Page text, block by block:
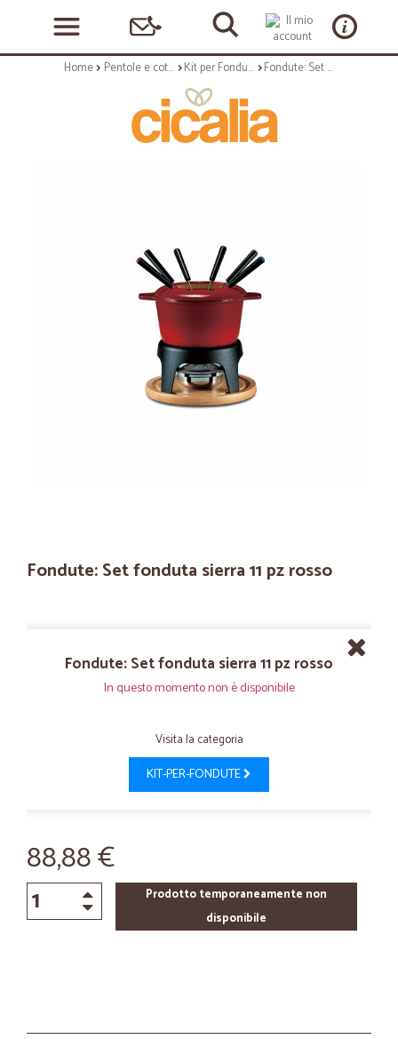
Home Pentole e cottura Kit per Fondute Fondute: Set fonduta sierra 11 pz rosso
Fondute: Set fonduta sierra 11 pz rosso
Fondute: Set fonduta sierra 11 pz rosso
In questo momento non è disponibile
Visita la categoria
KIT-PER-FONDUTE
88,88 €
Prodotto temporaneamente non
disponibile